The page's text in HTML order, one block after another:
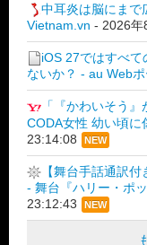
中耳炎は脳にまで
Vietnam.vn - 2026年
iOS 27ではすべ
ないか？ - au Web
「『かわいそう
CODA女性 幼い頃に
23:14:08
NEW
【舞台手話通訳
- 舞台『ハリー・ポ
23:12:43
NEW